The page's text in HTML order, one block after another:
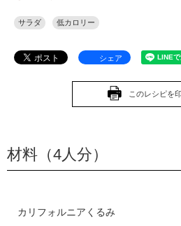
サラダ 低カロリー
シェア
このレシピを
材料（4人分）
カリフォルニアくるみ